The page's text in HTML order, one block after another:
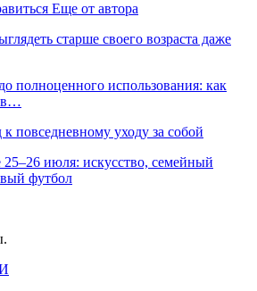
Еще от автора
старше своего возраста даже
полноценного использования: как
в…
повседневному уходу за собой
25–26 июля: искусство, семейный
футбол